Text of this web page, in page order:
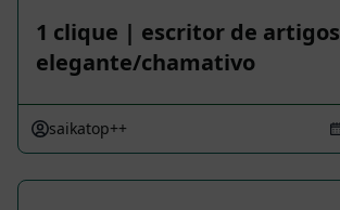
1 clique | escritor de artigos
elegante/chamativo
saikatop++